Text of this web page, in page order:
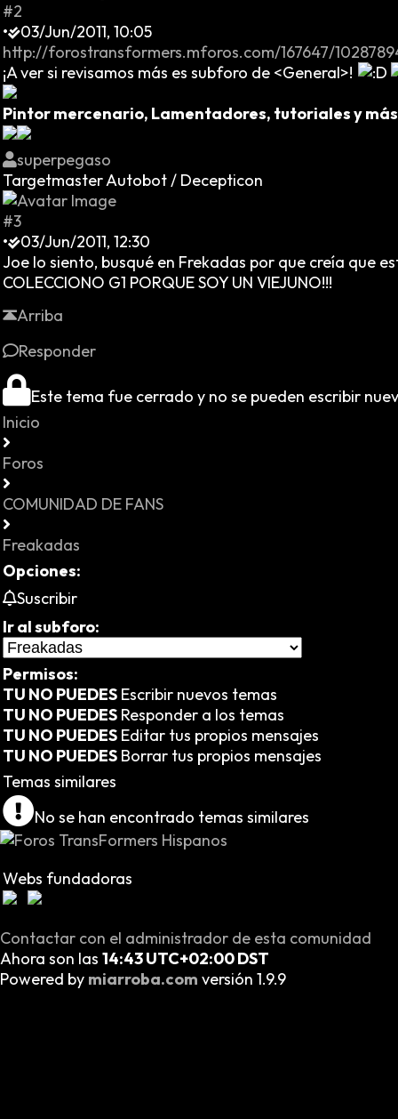
#2
•
03/Jun/2011, 10:05
http://forostransformers.mforos.com/167647/
¡A ver si revisamos más es subforo de <General>!
Pintor mercenario, Lamentadores, tutoriales y
superpegaso
Targetmaster Autobot / Decepticon
#3
•
03/Jun/2011, 12:30
Joe lo siento, busqué en Frekadas por que creía que
COLECCIONO G1 PORQUE SOY UN VIEJUNO!!!
Arriba
Responder
Este tema fue cerrado y no se pueden escribir
Inicio
Foros
COMUNIDAD DE FANS
Freakadas
Opciones:
Suscribir
Ir al subforo:
Permisos:
TU NO PUEDES Escribir nuevos temas
TU NO PUEDES Responder a los temas
TU NO PUEDES Editar tus propios mensajes
TU NO PUEDES Borrar tus propios mensajes
Temas similares
No se han encontrado temas similares
Webs fundadoras
Contactar con el administrador de esta comunidad
Ahora son las 14:43 UTC+02:00 DST
Powered by miarroba.com versión 1.9.9